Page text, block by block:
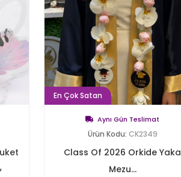
En Çok Satan
Aynı Gün Teslimat
Ürün Kodu: CK2349
Class Of 2026 Orkide Yaka
Mezu...